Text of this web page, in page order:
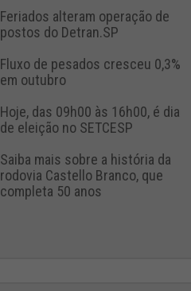
Feriados alteram operação de
postos do Detran.SP
Fluxo de pesados cresceu 0,3%
em outubro
Hoje, das 09h00 às 16h00, é dia
de eleição no SETCESP
Saiba mais sobre a história da
rodovia Castello Branco, que
completa 50 anos